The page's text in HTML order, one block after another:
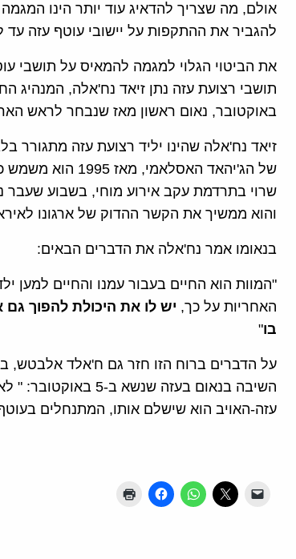
אולם, מה שצריך להדאיג עוד יותר הינו
להגביר את ההתקפות על יישובי עוטף עזה עד
את הביטוי הגלוי למגמה להמאיס על תושבי
באוקטובר, נאום ראשון מאז שנבחר לראש
זיאד נח'אלה שהינו יליד רצועת עזה מתגורר
של הג'יהאד
שרוי בתרדמת עקב אירוע מוחי, בשבוע שעבר
והוא ממשיך את הקשר ההדוק של ארגונו
בנאומו אמר נח'אלה את הדברים הבאים:
"המוות הוא החיים בעבור עמנו והחיים למען
האחריות על כך, יש לו את היכולת להפוך
בו"
על הדברים ברוח הזו חזר גם ח'אלד אלבטש,
השיבה בנאום בעזה
עזה-האויב הוא שישלם אותו, המתנחלים